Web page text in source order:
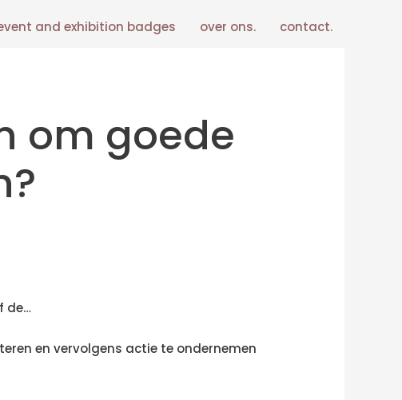
and exhibition badges over ons. contact.
om goede
de…
en vervolgens actie te ondernemen